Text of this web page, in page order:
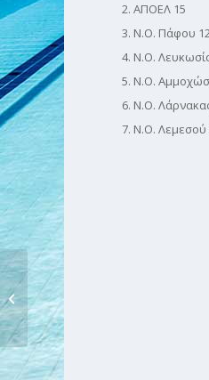
ΑΠΟΕΛ 15
Ν.Ο. Πάφου
Ν.Ο.
Ν.Ο.
Ν.Ο.
Ν.Ο. Λεμεσού
ΤΡΟΠΑΙΟ
ΠΑΝΑΘΗΝΑΪΚΟΥ –
Επιτυχίες αθλητών...